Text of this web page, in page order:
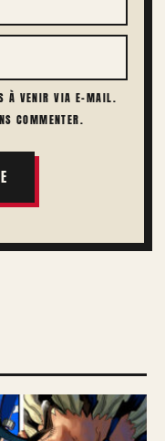
À VENIR VIA E-MAIL.
COMMENTER.